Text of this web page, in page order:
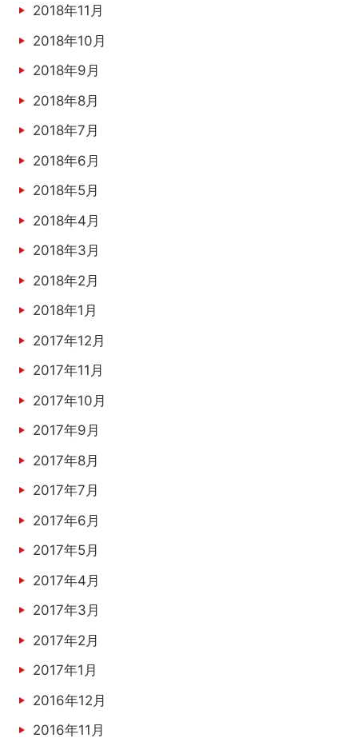
2018年11月
2018年10月
2018年9月
2018年8月
2018年7月
2018年6月
2018年5月
2018年4月
2018年3月
2018年2月
2018年1月
2017年12月
2017年11月
2017年10月
2017年9月
2017年8月
2017年7月
2017年6月
2017年5月
2017年4月
2017年3月
2017年2月
2017年1月
2016年12月
2016年11月